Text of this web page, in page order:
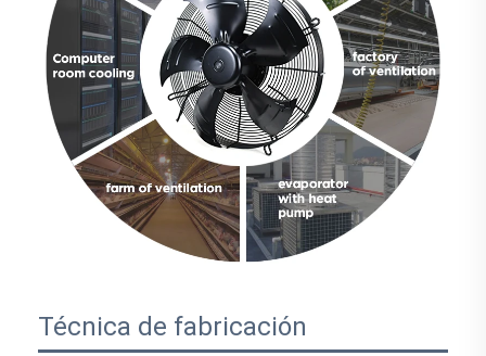
Técnica de fabricación